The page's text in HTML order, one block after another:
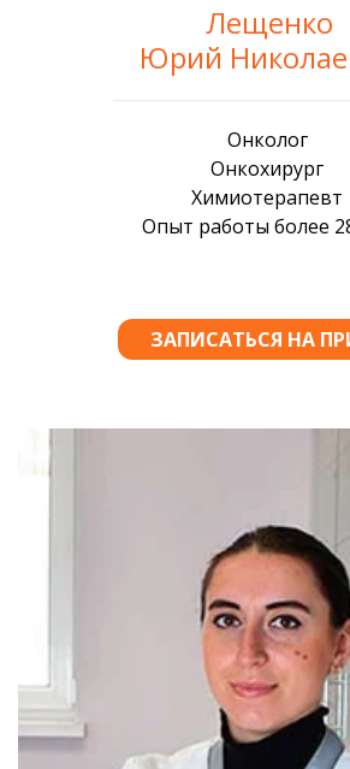
Лещенко
Юрий